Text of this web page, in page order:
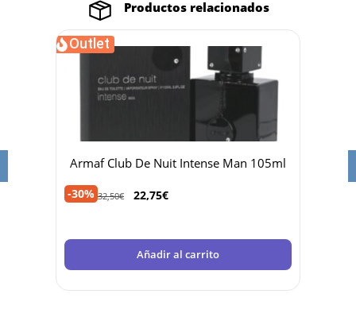
Productos relacionados
Outlet
Armaf Club De Nuit Intense Man 105ml
-30% 32,50€ 22,75€
Añadir al carrito